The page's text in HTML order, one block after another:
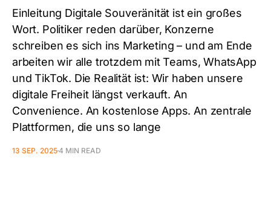
Einleitung Digitale Souveränität ist ein großes
Wort. Politiker reden darüber, Konzerne
schreiben es sich ins Marketing – und am Ende
arbeiten wir alle trotzdem mit Teams, WhatsApp
und TikTok. Die Realität ist: Wir haben unsere
digitale Freiheit längst verkauft. An
Convenience. An kostenlose Apps. An zentrale
Plattformen, die uns so lange
13 SEP. 20254 MIN READ